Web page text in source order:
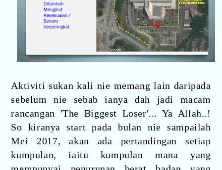
Aktiviti sukan kali nie memang lain daripada
sebelum nie sebab ianya dah jadi macam
rancangan 'The Biggest Loser'... Ya Allah..!
So kiranya start pada bulan nie sampailah
Mei 2017, akan ada pertandingan setiap
kumpulan, iaitu kumpulan mana yang